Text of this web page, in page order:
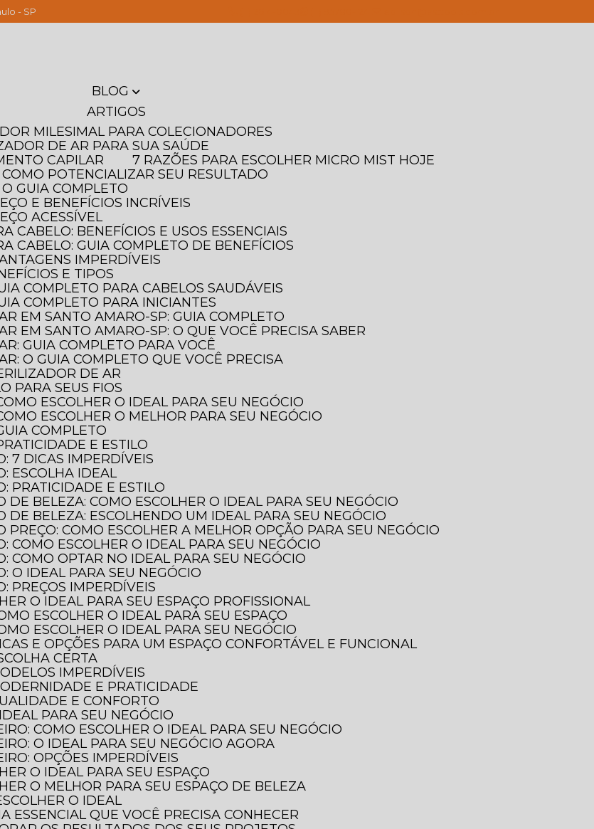
- SP
BLOG
ARTIGOS
MILESIMAL PARA COLECIONADORES
DE AR PARA SUA SAÚDE
CAPILAR
7 RAZÕES PARA ESCOLHER MICRO MIST HOJE
POTENCIALIZAR SEU RESULTADO
GUIA COMPLETO
E BENEFÍCIOS INCRÍVEIS
ACESSÍVEL
CABELO: BENEFÍCIOS E USOS ESSENCIAIS
CABELO: GUIA COMPLETO DE BENEFÍCIOS
IMPERDÍVEIS
E TIPOS
COMPLETO PARA CABELOS SAUDÁVEIS
COMPLETO PARA INICIANTES
EM SANTO AMARO-SP: GUIA COMPLETO
EM SANTO AMARO-SP: O QUE VOCÊ PRECISA SABER
GUIA COMPLETO PARA VOCÊ
O GUIA COMPLETO QUE VOCÊ PRECISA
DE AR
PARA SEUS FIOS
ESCOLHER O IDEAL PARA SEU NEGÓCIO
ESCOLHER O MELHOR PARA SEU NEGÓCIO
COMPLETO
E ESTILO
7 DICAS IMPERDÍVEIS
ESCOLHA IDEAL
PRATICIDADE E ESTILO
DE BELEZA: COMO ESCOLHER O IDEAL PARA SEU NEGÓCIO
DE BELEZA: ESCOLHENDO UM IDEAL PARA SEU NEGÓCIO
PREÇO: COMO ESCOLHER A MELHOR OPÇÃO PARA SEU NEGÓCIO
COMO ESCOLHER O IDEAL PARA SEU NEGÓCIO
COMO OPTAR NO IDEAL PARA SEU NEGÓCIO
O IDEAL PARA SEU NEGÓCIO
PREÇOS IMPERDÍVEIS
O IDEAL PARA SEU ESPAÇO PROFISSIONAL
ESCOLHER O IDEAL PARA SEU ESPAÇO
ESCOLHER O IDEAL PARA SEU NEGÓCIO
E OPÇÕES PARA UM ESPAÇO CONFORTÁVEL E FUNCIONAL
CERTA
IMPERDÍVEIS
E PRATICIDADE
E CONFORTO
PARA SEU NEGÓCIO
COMO ESCOLHER O IDEAL PARA SEU NEGÓCIO
O IDEAL PARA SEU NEGÓCIO AGORA
OPÇÕES IMPERDÍVEIS
O IDEAL PARA SEU ESPAÇO
O MELHOR PARA SEU ESPAÇO DE BELEZA
O IDEAL
ESSENCIAL QUE VOCÊ PRECISA CONHECER